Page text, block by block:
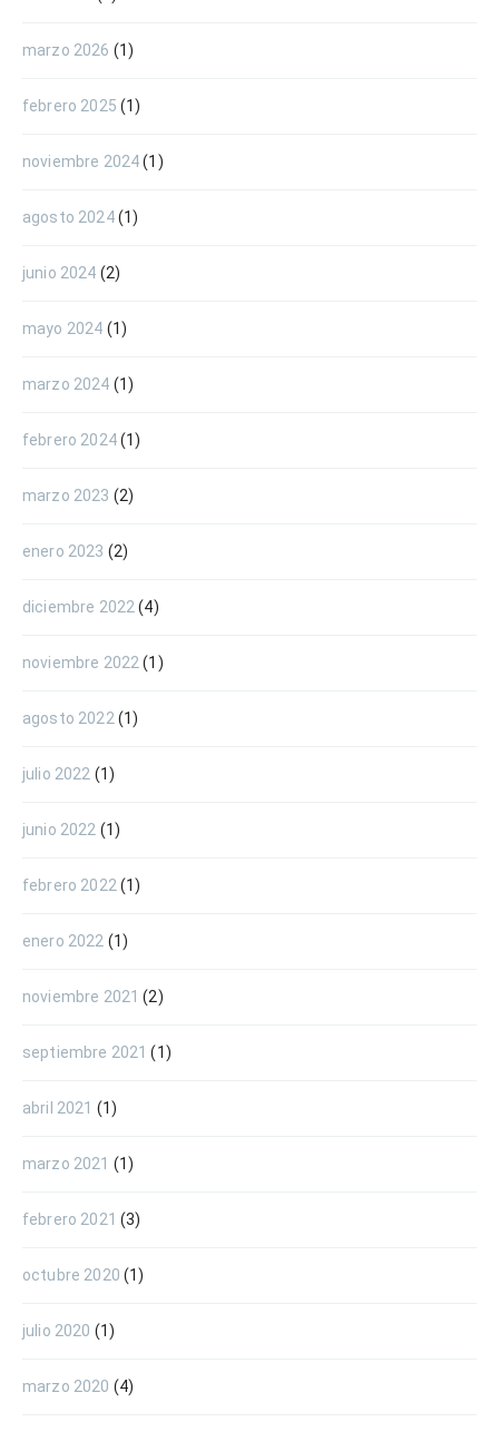
marzo 2026 (1)
febrero 2025 (1)
noviembre 2024(1)
agosto 2024(1)
junio 2024 (2)
mayo 2024 (1)
marzo 2024 (1)
febrero 2024(1)
marzo 2023 (2)
enero 2023 (2)
diciembre 2022 (4)
noviembre 2022 (1)
agosto 2022 (1)
julio 2022 (1)
junio 2022 (1)
febrero 2022 (1)
enero 2022 (1)
noviembre 2021 (2)
septiembre 2021 (1)
abril 2021 (1)
marzo 2021 (1)
febrero 2021 (3)
octubre 2020 (1)
julio 2020 (1)
marzo 2020 (4)